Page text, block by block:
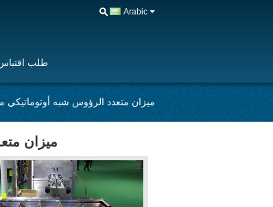
Arabic
طلب
ميزان متعدد الرؤوس شبه أوتوماتيكي
ميزان